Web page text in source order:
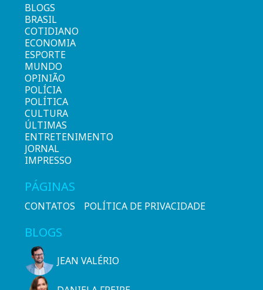
BLOGS
BRASIL
COTIDIANO
ECONOMIA
ESPORTE
MUNDO
OPINIÃO
POLÍCIA
POLÍTICA
CULTURA
ÚLTIMAS
ENTRETENIMENTO
JORNAL
IMPRESSO
PÁGINAS
CONTATOS POLÍTICA DE PRIVACIDADE
BLOGS
JEAN VALÉRIO